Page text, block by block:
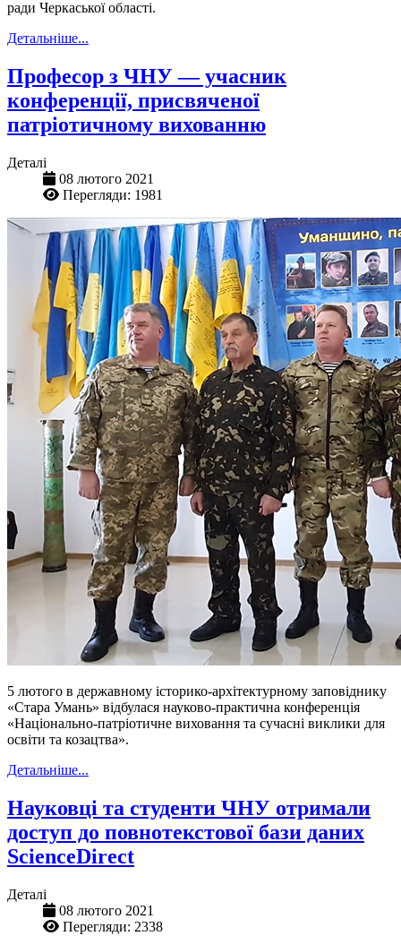
ради Черкаської області.
Детальніше...
Професор з ЧНУ — учасник
конференції, присвяченої
патріотичному вихованню
Деталі
08 лютого 2021
Перегляди: 1981
5 лютого в державному історико-архітектурному заповіднику
«Стара Умань» відбулася науково-практична конференція
«Національно-патріотичне виховання та сучасні виклики для
освіти та козацтва».
Детальніше...
Науковці та студенти ЧНУ отримали
доступ до повнотекстової бази даних
ScienceDirect
Деталі
08 лютого 2021
Перегляди: 2338